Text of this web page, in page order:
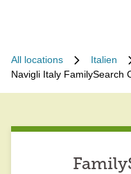
All locations Italien
Navigli Italy FamilySearch